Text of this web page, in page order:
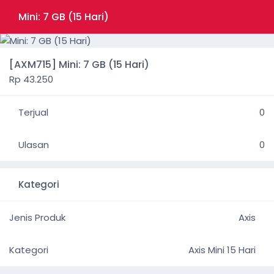
Mini: 7 GB (15 Hari)
[AXM715] Mini: 7 GB (15 Hari)
Rp 43.250
Terjual 0
Ulasan 0
Kategori
Jenis Produk Axis
Kategori Axis Mini 15 Hari